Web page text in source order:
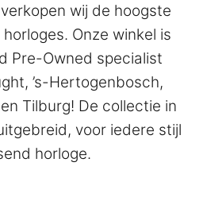
wij de hoogste
Onze winkel is
Pre-Owned specialist
’s-Hertogenbosch,
Tilburg! De collectie in
voor iedere stijl
horloge.